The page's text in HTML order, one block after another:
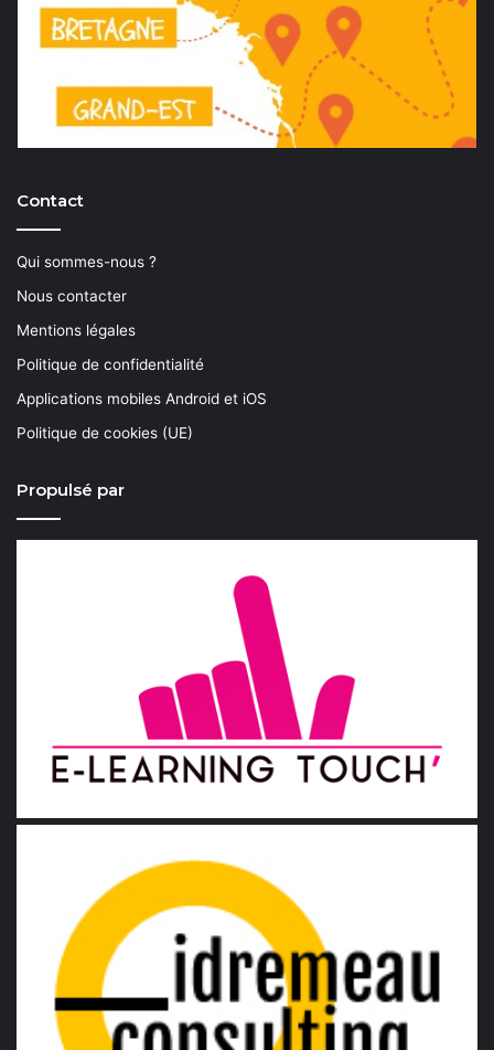
Contact
Qui sommes-nous ?
Nous contacter
Mentions légales
Politique de confidentialité
Applications mobiles Android et iOS
Politique de cookies (UE)
Propulsé par